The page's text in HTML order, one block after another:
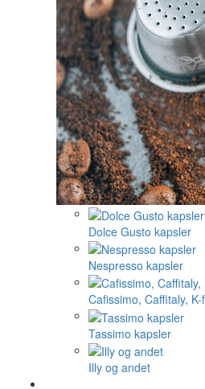
Dolce Gusto kapsler
Nespresso kapsler
Cafissimo, Caffitaly,
Tassimo kapsler
Illy og andet